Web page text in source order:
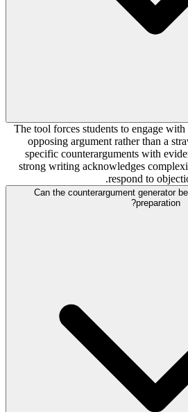
The tool forces students to engage
opposing argument rather than a
specific counterarguments with
strong writing acknowledges
respond to
Can the counterargument generator
preparation?